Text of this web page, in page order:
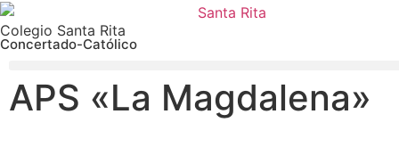
Colegio Santa Rita
Concertado-Católico
APS «La Magdalena»